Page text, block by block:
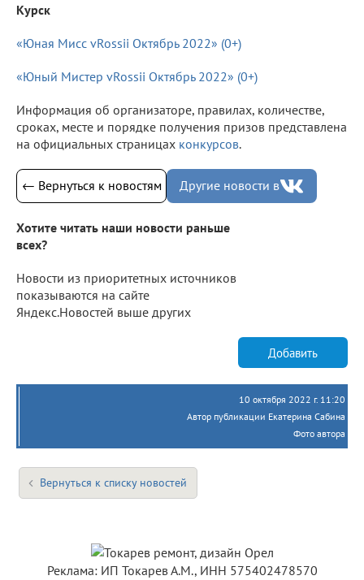
Курск
«Юная Мисс vRossii Октябрь 2022» (0+)
«Юный Мистер vRossii Октябрь 2022» (0+)
Информация об организаторе, правилах, количестве,
сроках, месте и порядке получения призов представлена
на официальных страницах конкурсов.
← Вернуться к новостям Другие новости в
Хотите читать наши новости раньше
всех?
Новости из приоритетных источников
показываются на сайте
Яндекс.Новостей выше других
Добавить
10 октября 2022 г. 11:20
Автор публикации Екатерина Сабина
Фото автора
Вернуться к списку новостей
Реклама: ИП Токарев А.М., ИНН 575402478570